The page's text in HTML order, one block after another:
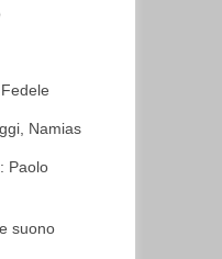
Namias
Paolo
suono